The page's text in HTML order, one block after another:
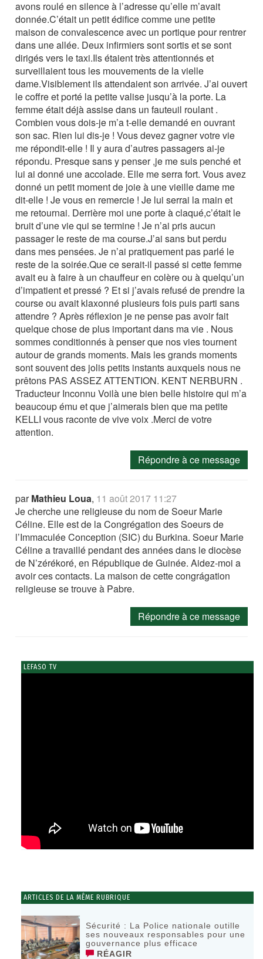
avons roulé en silence à l’adresse qu’elle m’avait
donnée.C’était un petit édifice comme une petite
maison de convalescence avec un portique pour rentrer
dans une allée. Deux infirmiers sont sortis et se sont
dirigés vers le taxi.Ils étaient très attentionnés et
surveillaient tous les mouvements de la vielle
dame.Visiblement ils attendaient son arrivée. J’ai ouvert
le coffre et porté la petite valise jusqu’à la porte. La
femme était déjà assise dans un fauteuil roulant .
Combien vous dois-je m’a t-elle demandé en ouvrant
son sac. Rien lui dis-je ! Vous devez gagner votre vie
me répondit-elle ! Il y aura d’autres passagers ai-je
répondu. Presque sans y penser ,je me suis penché et
lui ai donné une accolade. Elle me serra fort. Vous avez
donné un petit moment de joie à une vieille dame me
dit-elle ! Je vous en remercie ! Je lui serrai la main et
me retournai. Derrière moi une porte à claqué,c’était le
bruit d’une vie qui se termine ! Je n’ai pris aucun
passager le reste de ma course.J’ai sans but perdu
dans mes pensées. Je n’ai pratiquement pas parlé le
reste de la soirée.Que ce serait-il passé si cette femme
avait eu à faire à un chauffeur en colère ou à quelqu’un
d’impatient et pressé ? Et si j’avais refusé de prendre la
course ou avait klaxonné plusieurs fois puis parti sans
attendre ? Après réflexion je ne pense pas avoir fait
quelque chose de plus important dans ma vie . Nous
sommes conditionnés à penser que nos vies tournent
autour de grands moments. Mais les grands moments
sont souvent des jolis petits instants auxquels nous ne
prêtons PAS ASSEZ ATTENTION. KENT NERBURN .
Traducteur Inconnu Voilà une bien belle histoire qui m’a
beaucoup ému et que j’aimerais bien que ma petite
KELLI vous raconte de vive voix .Merci de votre
attention.
Répondre à ce message
parMathieu Loua, 11 août 2017 11:27
Je cherche une religieuse du nom de Soeur Marie
Céline. Elle est de la Congrégation des Soeurs de
l’Immaculée Conception (SIC) du Burkina. Soeur Marie
Céline a travaillé pendant des années dans le diocèse
de N’zérékoré, en République de Guinée. Aidez-moi a
avoir ces contacts. La maison de cette congrágation
religieuse se trouve à Pabre.
Répondre à ce message
LEFASO TV
ARTICLES DE LA MÊME RUBRIQUE
Sécurité : La Police nationale outille
ses nouveaux responsables pour une
gouvernance plus efficace
RÉAGIR